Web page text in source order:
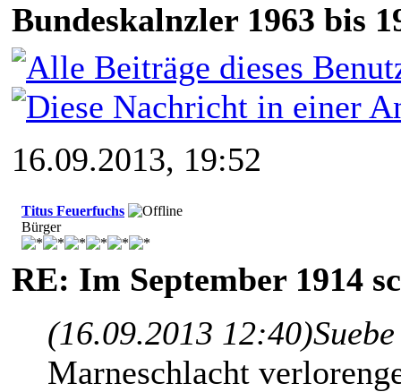
Bundeskalnzler 1963 bis
16.09.2013, 19:52
Titus Feuerfuchs
Bürger
RE: Im September 1914
(16.09.2013 12:40)
Marneschlacht